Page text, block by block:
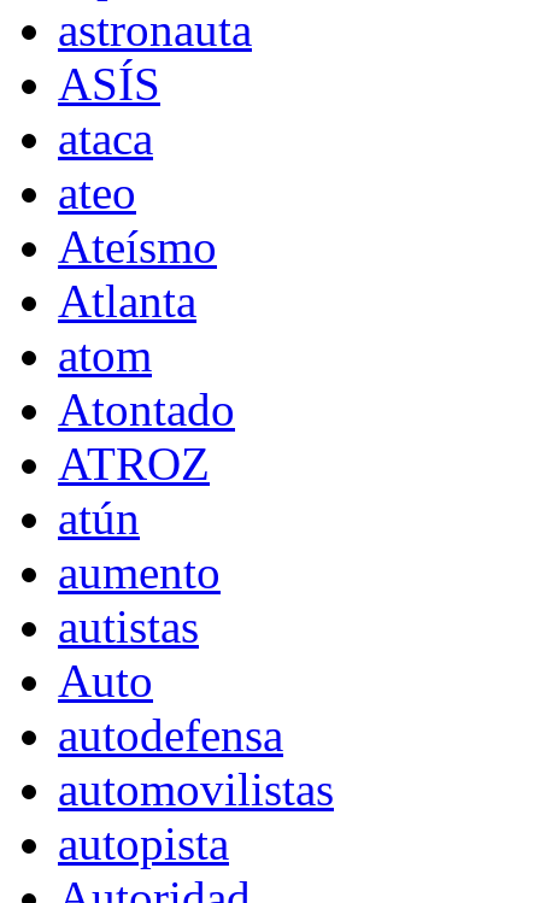
astronauta
ASÍS
ataca
ateo
Ateísmo
Atlanta
atom
Atontado
ATROZ
atún
aumento
autistas
Auto
autodefensa
automovilistas
autopista